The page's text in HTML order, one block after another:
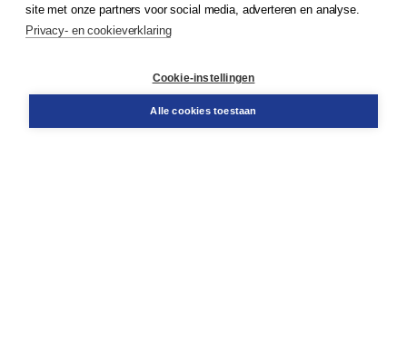
Bestellen
site met onze partners voor social media, adverteren en analyse.
Privacy- en cookieverklaring
Cookie-instellingen
Alle cookies toestaan